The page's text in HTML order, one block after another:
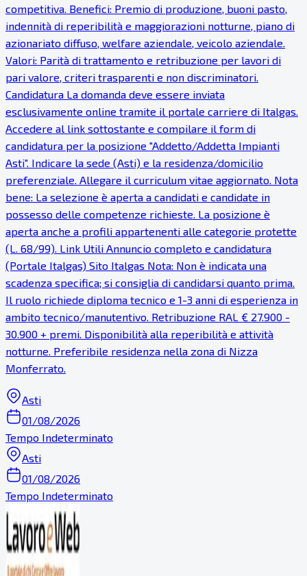
competitiva. Benefici: Premio di produzione, buoni pasto,
indennità di reperibilità e maggiorazioni notturne, piano di
azionariato diffuso, welfare aziendale, veicolo aziendale.
Valori: Parità di trattamento e retribuzione per lavori di
pari valore, criteri trasparenti e non discriminatori.
Candidatura La domanda deve essere inviata
esclusivamente online tramite il portale carriere di Italgas.
Accedere al link sottostante e compilare il form di
candidatura per la posizione "Addetto/Addetta Impianti
Asti". Indicare la sede (Asti) e la residenza/domicilio
preferenziale. Allegare il curriculum vitae aggiornato. Nota
bene: La selezione è aperta a candidati e candidate in
possesso delle competenze richieste. La posizione è
aperta anche a profili appartenenti alle categorie protette
(L. 68/99). Link Utili Annuncio completo e candidatura
(Portale Italgas) Sito Italgas Nota: Non è indicata una
scadenza specifica; si consiglia di candidarsi quanto prima.
Il ruolo richiede diploma tecnico e 1-3 anni di esperienza in
ambito tecnico/manutentivo. Retribuzione RAL € 27.900 -
30.900 + premi. Disponibilità alla reperibilità e attività
notturne. Preferibile residenza nella zona di Nizza
Monferrato.
Asti
01/08/2026
Tempo Indeterminato
Asti
01/08/2026
Tempo Indeterminato